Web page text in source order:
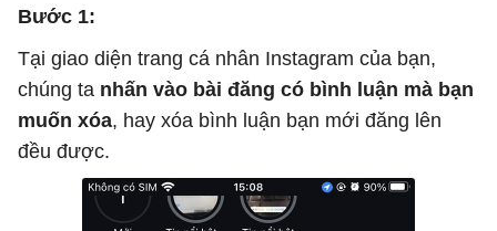
Bước 1:
Tại giao diện trang cá nhân Instagram của bạn,
chúng ta nhấn vào bài đăng có bình luận mà bạn
muốn xóa, hay xóa bình luận bạn mới đăng lên
đều được.